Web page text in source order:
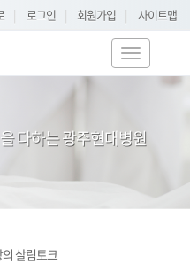
| 로그인 | 회원가입 | 사이트맵
T
o
l
다하는 광주현대병원
살림토크